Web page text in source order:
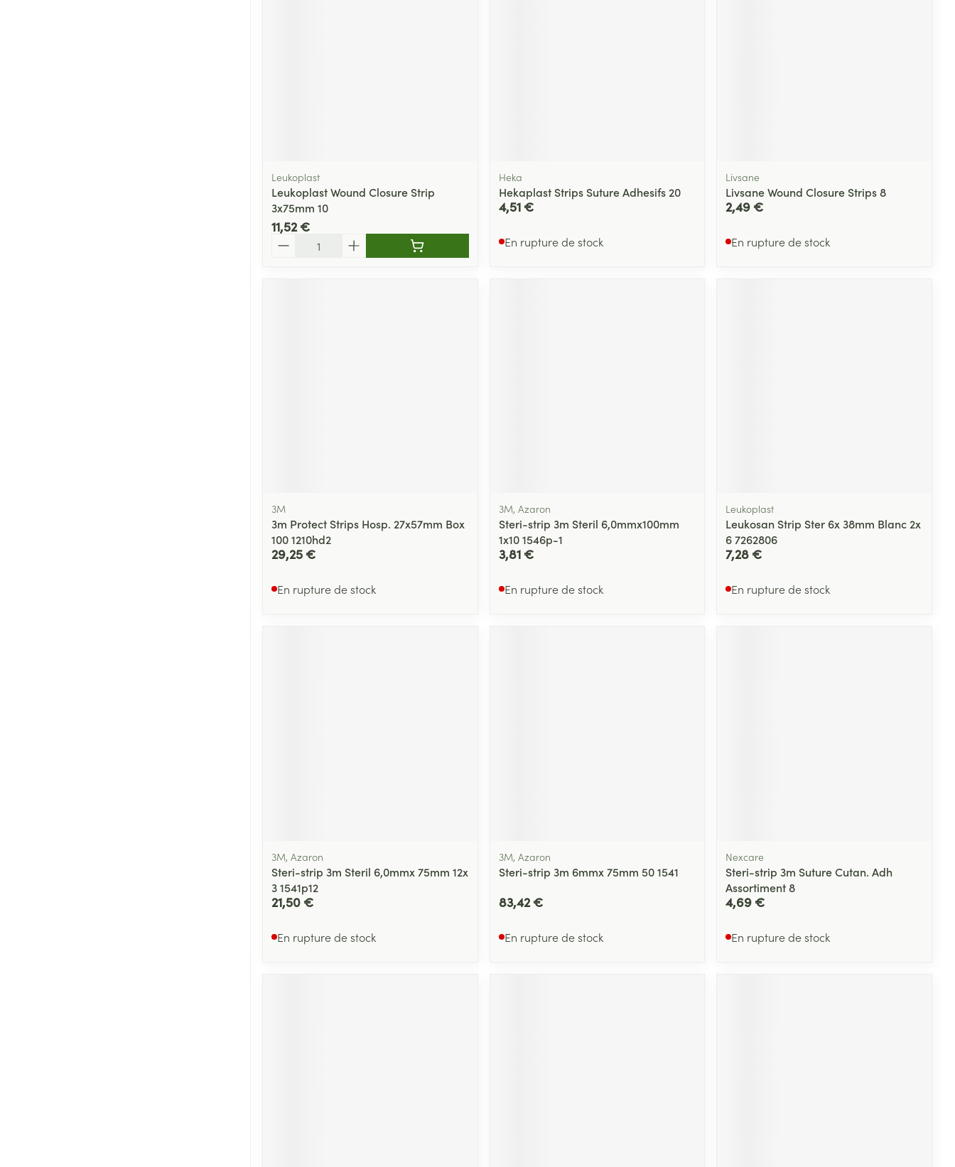
Leukoplast
Leukoplast Wound Closure Strip
3x75mm 10
11,52 €
Heka
Hekaplast Strips Suture Adhesifs 20
4,51 €
En rupture de stock
Livsane
Livsane Wound Closure Strips 8
2,49 €
En rupture de stock
3M
3m Protect Strips Hosp. 27x57mm Box
100 1210hd2
29,25 €
En rupture de stock
3M, Azaron
Steri-strip 3m Steril 6,0mmx100mm
1x10 1546p-1
3,81 €
En rupture de stock
Leukoplast
Leukosan Strip Ster 6x 38mm Blanc 2x
6 7262806
7,28 €
En rupture de stock
3M, Azaron
Steri-strip 3m Steril 6,0mmx 75mm 12x
3 1541p12
21,50 €
En rupture de stock
3M, Azaron
Steri-strip 3m 6mmx 75mm 50 1541
83,42 €
En rupture de stock
Nexcare
Steri-strip 3m Suture Cutan. Adh
Assortiment 8
4,69 €
En rupture de stock